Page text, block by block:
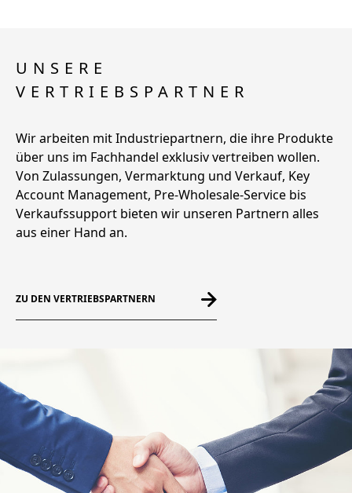
UNSERE
VERTRIEBSPARTNER
Wir arbeiten mit Industriepartnern, die ihre Produkte
über uns im Fachhandel exklusiv vertreiben wollen.
Von Zulassungen, Vermarktung und Verkauf, Key
Account Management, Pre-Wholesale-Service bis
Verkaufssupport bieten wir unseren Partnern alles
aus einer Hand an.
ZU DEN VERTRIEBSPARTNERN